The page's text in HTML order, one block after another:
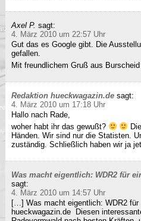
Axel P. sagt:
4. März 2010 um 22:57 Uhr
Gut das es Google gibt. Die
gefallen.
Mit freundlichem Gruß aus Burscheid
Redaktion hueckwagazin.de sagt:
4. März 2010 um 17:18 Uhr
Hallo nach Rade,
woher habt ihr das gewußt?
Händen. Wir sind nur die Statisten.
zuständig. Schließlich haben wir ja
Was macht eigentlich: WDR2 für
sagt:
4. März 2010 um 14:57 Uhr
[…] Was macht eigentlich: WDR2
hueckwagazin.de Diesen